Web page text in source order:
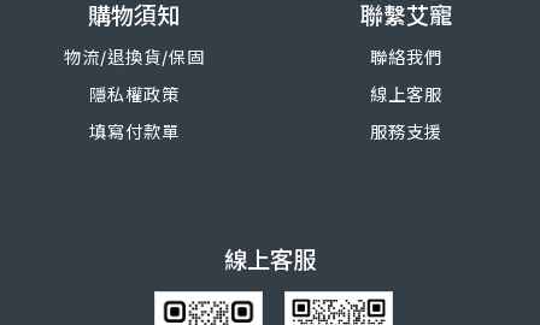
購物須知
物流/退換貨/保固
隱私權政策
填寫付款單
聯繫艾寵
聯絡我們
線上客服
服務支援
線上客服